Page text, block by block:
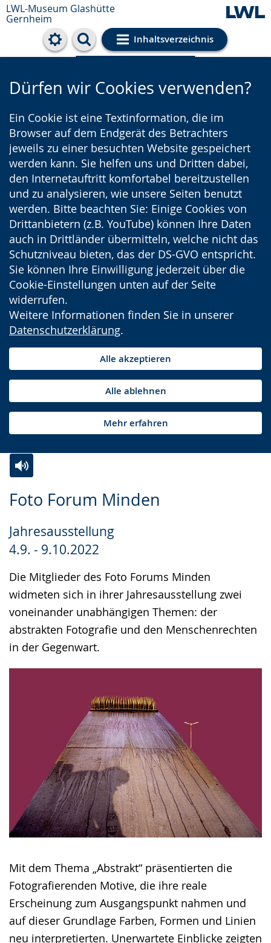
LWL-Museum Glashütte
Gernheim
Inhaltsverzeichnis
Cookie-Einstellungen
Dürfen wir Cookies verwenden?
Ein Cookie ist eine Textinformation, die im
Browser auf dem Endgerät des Betrachters
jeweils zu einer besuchten Website gespeichert
werden kann. Sie helfen uns und Dritten dabei,
den Internetauftritt komfortabel bereitzustellen
und zu analysieren, wie unsere Seiten benutzt
werden. Bitte beachten Sie: Einige Cookies von
Drittanbietern (z.B. YouTube) können Ihre Daten
auch in Drittländer übermitteln, welche nicht das
Schutzniveau bieten, das der DS-GVO entspricht.
Sie können Ihre Einwilligung jederzeit über die
Cookie-Einstellungen unten auf der Seite
widerrufen.
Weitere Informationen finden Sie in unserer
Datenschutzerklärung.
Alle akzeptieren
Alle ablehnen
Mehr erfahren
Foto Forum Minden
Jahresausstellung
4.9. - 9.10.2022
Die Mitglieder des Foto Forums Minden
widmeten sich in ihrer Jahresausstellung zwei
voneinander unabhängigen Themen: der
abstrakten Fotografie und den Menschenrechten
in der Gegenwart.
Mit dem Thema „Abstrakt“ präsentierten die
Fotografierenden Motive, die ihre reale
Erscheinung zum Ausgangspunkt nahmen und
auf dieser Grundlage Farben, Formen und Linien
neu interpretierten. Unerwartete Einblicke zeigten
Leichten
wechseln.
Audio-
Video
Deutscher
Gebärdensprache
wird
angezeigt.